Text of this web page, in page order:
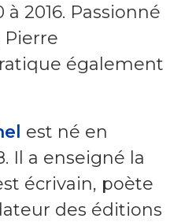
à 2016. Passionné
Pierre
également
est né en
Il a enseigné la
écrivain, poète
des éditions